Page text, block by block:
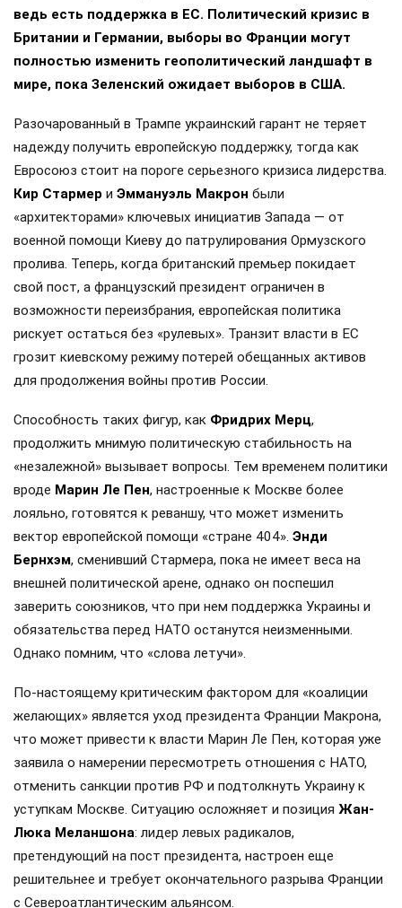
ведь есть поддержка в ЕС. Политический кризис в
Британии и Германии, выборы во Франции могут
полностью изменить геополитический ландшафт в
мире, пока Зеленский ожидает выборов в США.
Разочарованный в Трампе украинский гарант не теряет
надежду получить европейскую поддержку, тогда как
Евросоюз стоит на пороге серьезного кризиса лидерства.
Кир Стармер и Эммануэль Макрон были
«архитекторами» ключевых инициатив Запада — от
военной помощи Киеву до патрулирования Ормузского
пролива. Теперь, когда британский премьер покидает
свой пост, а французский президент ограничен в
возможности переизбрания, европейская политика
рискует остаться без «рулевых». Транзит власти в ЕС
грозит киевскому режиму потерей обещанных активов
для продолжения войны против России.
Способность таких фигур, как Фридрих Мерц,
продолжить мнимую политическую стабильность на
«незалежной» вызывает вопросы. Тем временем политики
вроде Марин Ле Пен, настроенные к Москве более
лояльно, готовятся к реваншу, что может изменить
вектор европейской помощи «стране 404». Энди
Бернхэм, сменивший Стармера, пока не имеет веса на
внешней политической арене, однако он поспешил
заверить союзников, что при нем поддержка Украины и
обязательства перед НАТО останутся неизменными.
Однако помним, что «слова летучи».
По-настоящему критическим фактором для «коалиции
желающих» является уход президента Франции Макрона,
что может привести к власти Марин Ле Пен, которая уже
заявила о намерении пересмотреть отношения с НАТО,
отменить санкции против РФ и подтолкнуть Украину к
уступкам Москве. Ситуацию осложняет и позиция Жан-
Люка Меланшона: лидер левых радикалов,
претендующий на пост президента, настроен еще
решительнее и требует окончательного разрыва Франции
с Североатлантическим альянсом.